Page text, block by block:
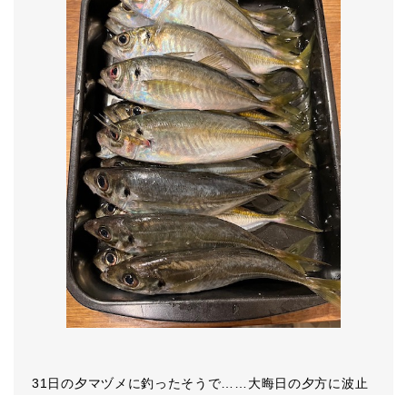
31日の夕マヅメに釣ったそうで……大晦日の夕方に波止